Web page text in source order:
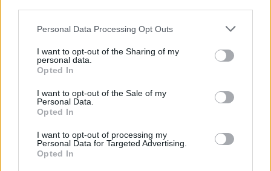
Please note that this website/app uses one or more Google
not limited to your visit or usage behaviour. You may click to
grant or deny consent to Google and its third-party tags to
use your data for below specified purposes in below Google
consent section.
Personal Data Processing Opt Outs
I want to opt-out of the Sharing of my
personal data.
Opted In
I want to opt-out of the Sale of my
Personal Data.
Opted In
I want to opt-out of processing my
Personal Data for Targeted Advertising.
Opted In